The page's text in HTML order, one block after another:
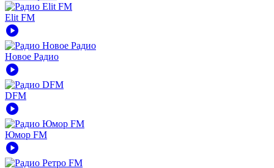
Elit FM
play_circle
Новое Радио
play_circle
DFM
play_circle
Юмор FM
play_circle